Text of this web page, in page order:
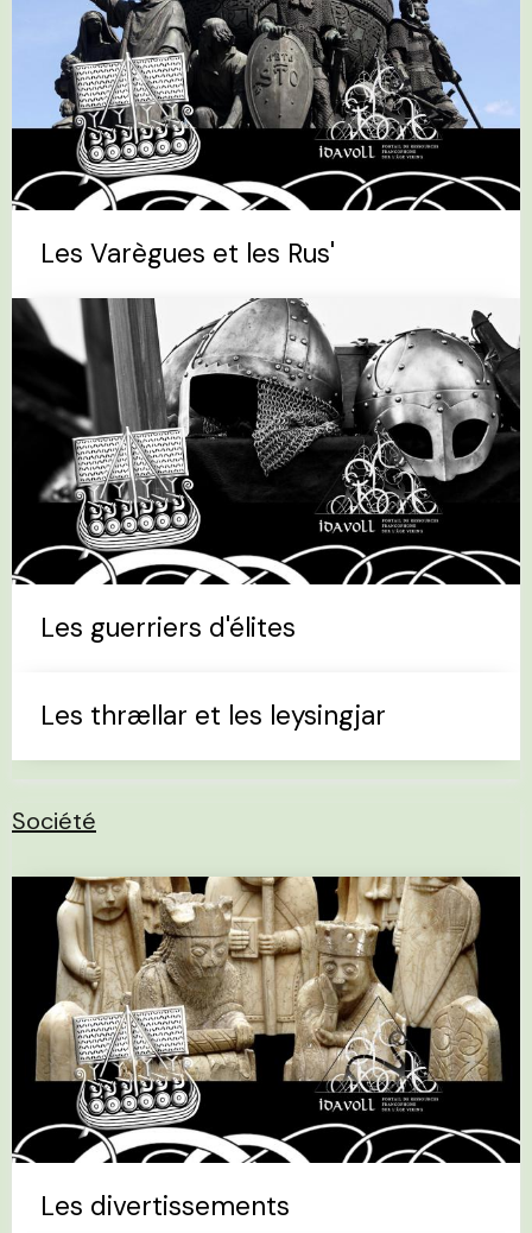
Les Varègues et les Rus'
Les guerriers d'élites
Les thrællar et les leysingjar
Société
Les divertissements